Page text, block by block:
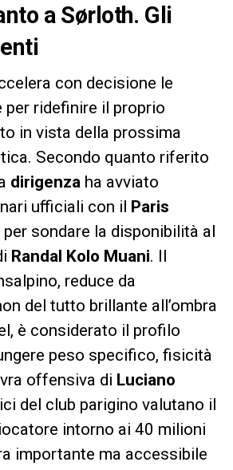
a Sørloth. Gli
con decisione le
per ridefinire il proprio
in vista della prossima
Secondo quanto riferito
dirigenzaha avviato
ufficiali con il Paris
per sondare la disponibilità al
Randal Kolo Muani. Il
reduce da
del tutto brillante all’ombra
è considerato il profilo
peso specifico, fisicità
offensiva di Luciano
del club parigino valutano il
intorno ai 40 milioni
importante ma accessibile